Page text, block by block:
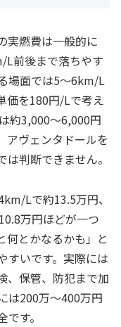
実燃費は一般的に
前後まで落ちやす
場面では5〜6km/L
価を180円/Lで考え
約3,000〜6,000円
アヴェンタドールを
判断できません。
Lで約13.5万円、
万円ほどが一つ
何とかなるかも」と
すいです。実際には
、保管、防犯まで加
は200万〜400万円
す。